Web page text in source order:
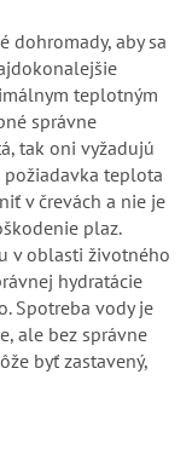
dohromady, aby sa
teplotným
správne
tak oni vyžadujú
požiadavka teplota
v črevách a nie je
plaz.
v oblasti životného
hydratácie
Spotreba vody je
ale bez správne
byť zastavený,